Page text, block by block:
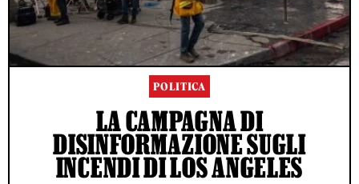
POLITICA
LA CAMPAGNA DI
DISINFORMAZIONE SUGLI
INCENDI DI LOS ANGELES